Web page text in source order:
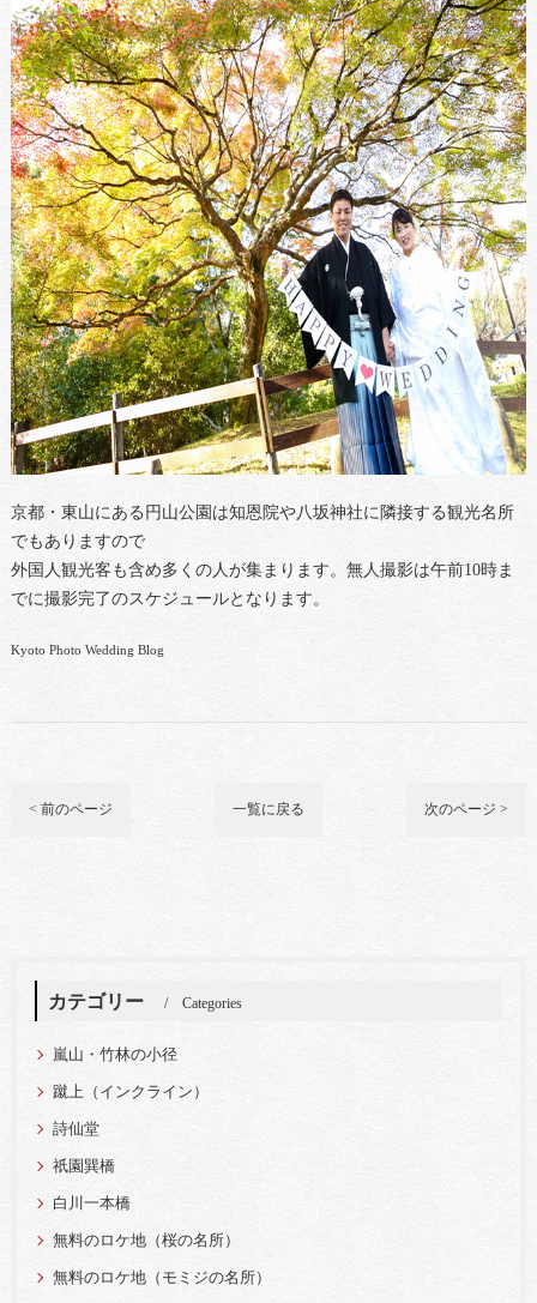
京都・東山にある円山公園は知恩院や八坂神社に隣接する観光名所
でもありますので
外国人観光客も含め多くの人が集まります。無人撮影は午前10時ま
でに撮影完了のスケジュールとなります。
Kyoto Photo Wedding Blog
< 前のページ 一覧に戻る 次のページ >
カテゴリー Categories
嵐山・竹林の小径
蹴上（インクライン）
詩仙堂
祇園巽橋
白川一本橋
無料のロケ地（桜の名所）
無料のロケ地（モミジの名所）